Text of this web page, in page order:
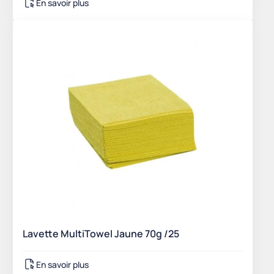
En savoir plus
Lavette MultiTowel Jaune 70g /25
En savoir plus